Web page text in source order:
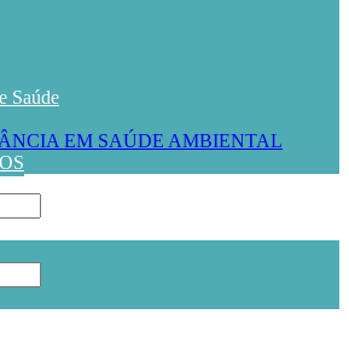
Saúde
EM SAÚDE AMBIENTAL